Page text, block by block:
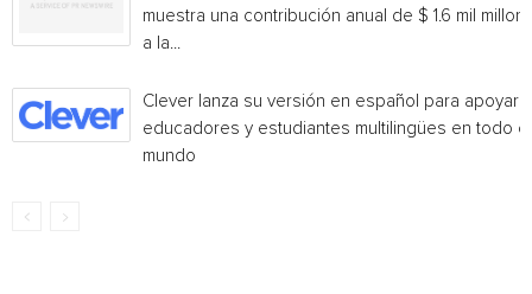
muestra una contribución anual de $ 1.6 mil
a la...
Clever lanza su versión en español para apoyar a
educadores y estudiantes multilingües en todo el
mundo